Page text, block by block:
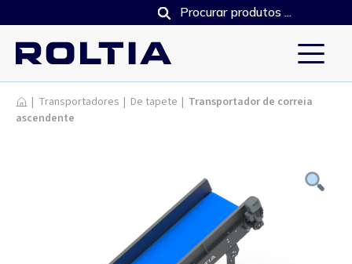
Produtos
| Transportadores | De tapete | Transportador de correia
ascendente